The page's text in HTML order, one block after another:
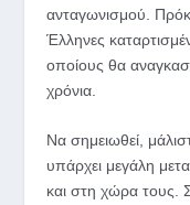
ανταγωνισμού.
Έλληνες
οποίους θα
χρόνια.
Να σημειωθεί,
υπάρχει μεγάλη
και στη χώρα τους.